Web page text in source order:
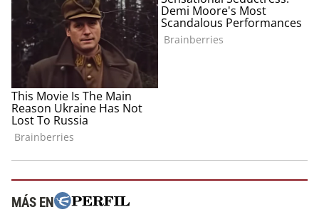
MÁS EN